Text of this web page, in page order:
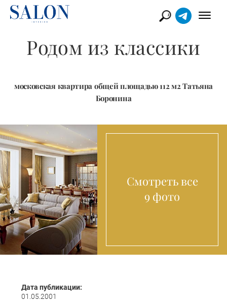
Родом из классики
московская квартира общей площадью 112 м2 Татьяна
Боронина
Смотреть все
9 фото
Дата публикации:
01.05.2001